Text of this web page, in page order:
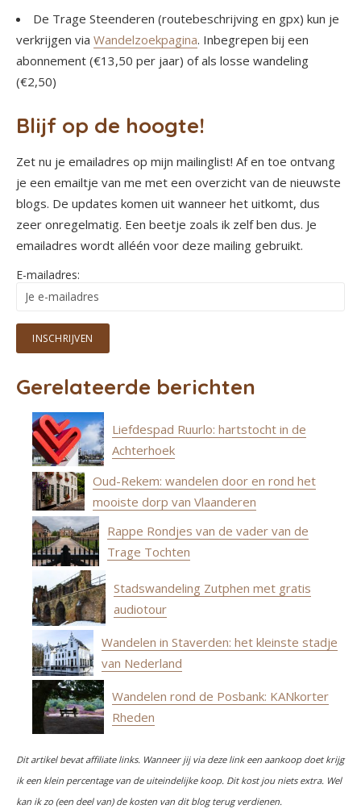
De Trage Steenderen (routebeschrijving en gpx) kun je
verkrijgen via Wandelzoekpagina. Inbegrepen bij een
abonnement (€13,50 per jaar) of als losse wandeling
(€2,50)
Blijf op de hoogte!
Zet nu je emailadres op mijn mailinglist! Af en toe ontvang
je een emailtje van me met een overzicht van de nieuwste
blogs. De updates komen uit wanneer het uitkomt, dus
zeer onregelmatig. Een beetje zoals ik zelf ben dus. Je
emailadres wordt alléén voor deze mailing gebruikt.
E-mailadres:
Gerelateerde berichten
Liefdespad Ruurlo: hartstocht in de
Achterhoek
Oud-Rekem: wandelen door en rond het
mooiste dorp van Vlaanderen
Rappe Rondjes van de vader van de
Trage Tochten
Stadswandeling Zutphen met gratis
audiotour
Wandelen in Staverden: het kleinste stadje
van Nederland
Wandelen rond de Posbank: KANkorter
Rheden
Dit artikel bevat affiliate links. Wanneer jij via deze link een aankoop doet krijg
ik een klein percentage van de uiteindelijke koop. Dit kost jou niets extra. Wel
kan ik zo (een deel van) de kosten van dit blog terug verdienen.